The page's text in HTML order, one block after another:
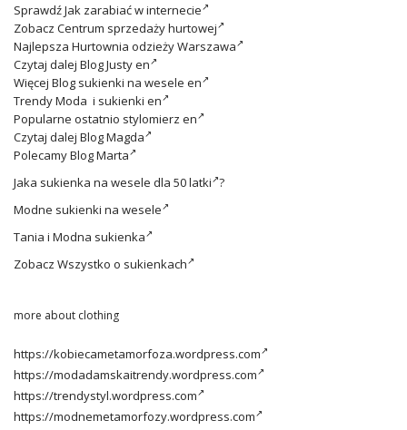
SprawdźJak zarabiać w internecie
Zobacz Centrum sprzedaży hurtowej
Najlepsza Hurtownia odzieży Warszawa
Czytaj dalej Blog Justy en
Więcej Blog sukienki na wesele en
TrendyModa i sukienki en
Popularne ostatnio stylomierz en
Czytaj dalej Blog Magda
PolecamyBlog Marta
Jaka sukienka na wesele dla 50 latki ?
Modne sukienki na wesele
Tania i Modna sukienka
Zobacz Wszystko o sukienkach
more about clothing
https://kobiecametamorfoza.wordpress.com
https://modadamskaitrendy.wordpress.com
https://trendystyl.wordpress.com
https://modnemetamorfozy.wordpress.com